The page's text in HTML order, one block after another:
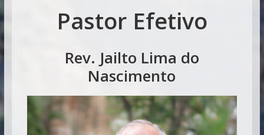
Pastor Efetivo
Rev. Jailto Lima do
Nascimento